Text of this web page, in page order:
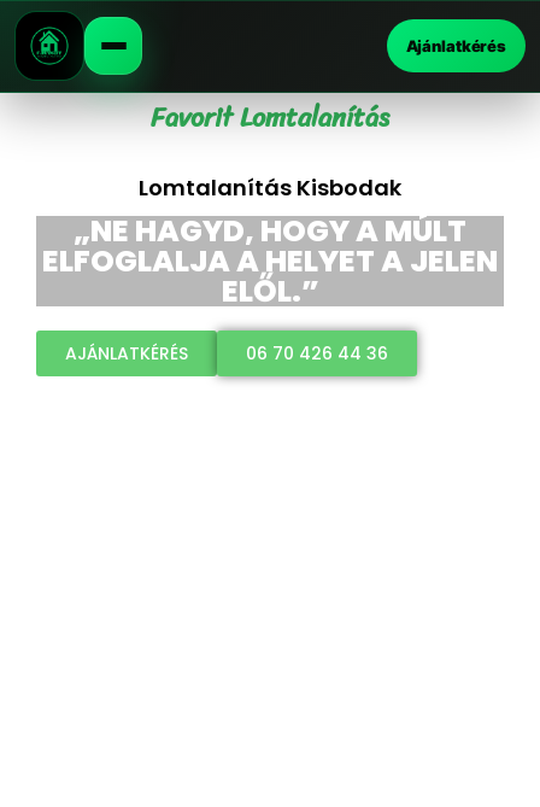
Ajánlatkérés
Favorit Lomtalanítás
Lomtalanítás Kisbodak
„NE HAGYD, HOGY A MÚLT
ELFOGLALJA A HELYET A JELEN
ELŐL.”
AJÁNLATKÉRÉS 06 70 426 44 36